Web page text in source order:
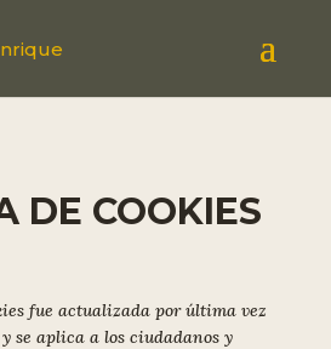
DE COOKIES
fue actualizada por última vez
se aplica a los ciudadanos y